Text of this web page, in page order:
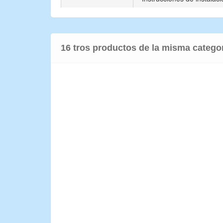
16 tros productos de la misma